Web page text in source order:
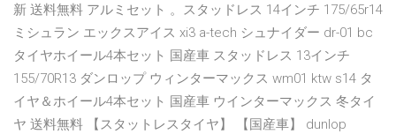
新 送料無料 アルミセット 。スタッドレス 14インチ 175/65r14
ミシュラン エックスアイス xi3 a-tech シュナイダー dr-01 bc
タイヤホイール4本セット 国産車 スタッドレス 13インチ
155/70R13 ダンロップ ウィンターマックス wm01 ktw s14 タ
イヤ＆ホイール4本セット 国産車 ウインターマックス 冬タイ
ヤ 送料無料 【スタットレスタイヤ】 【国産車】 dunlop